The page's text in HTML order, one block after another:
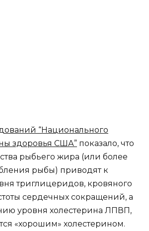
“Национального
здоровья США” показало, что
рыбьего жира (или более
рыбы) приводят к
триглицеридов, кровяного
сердечных сокращений, а
уровня холестерина ЛПВП,
«хорошим» холестерином.